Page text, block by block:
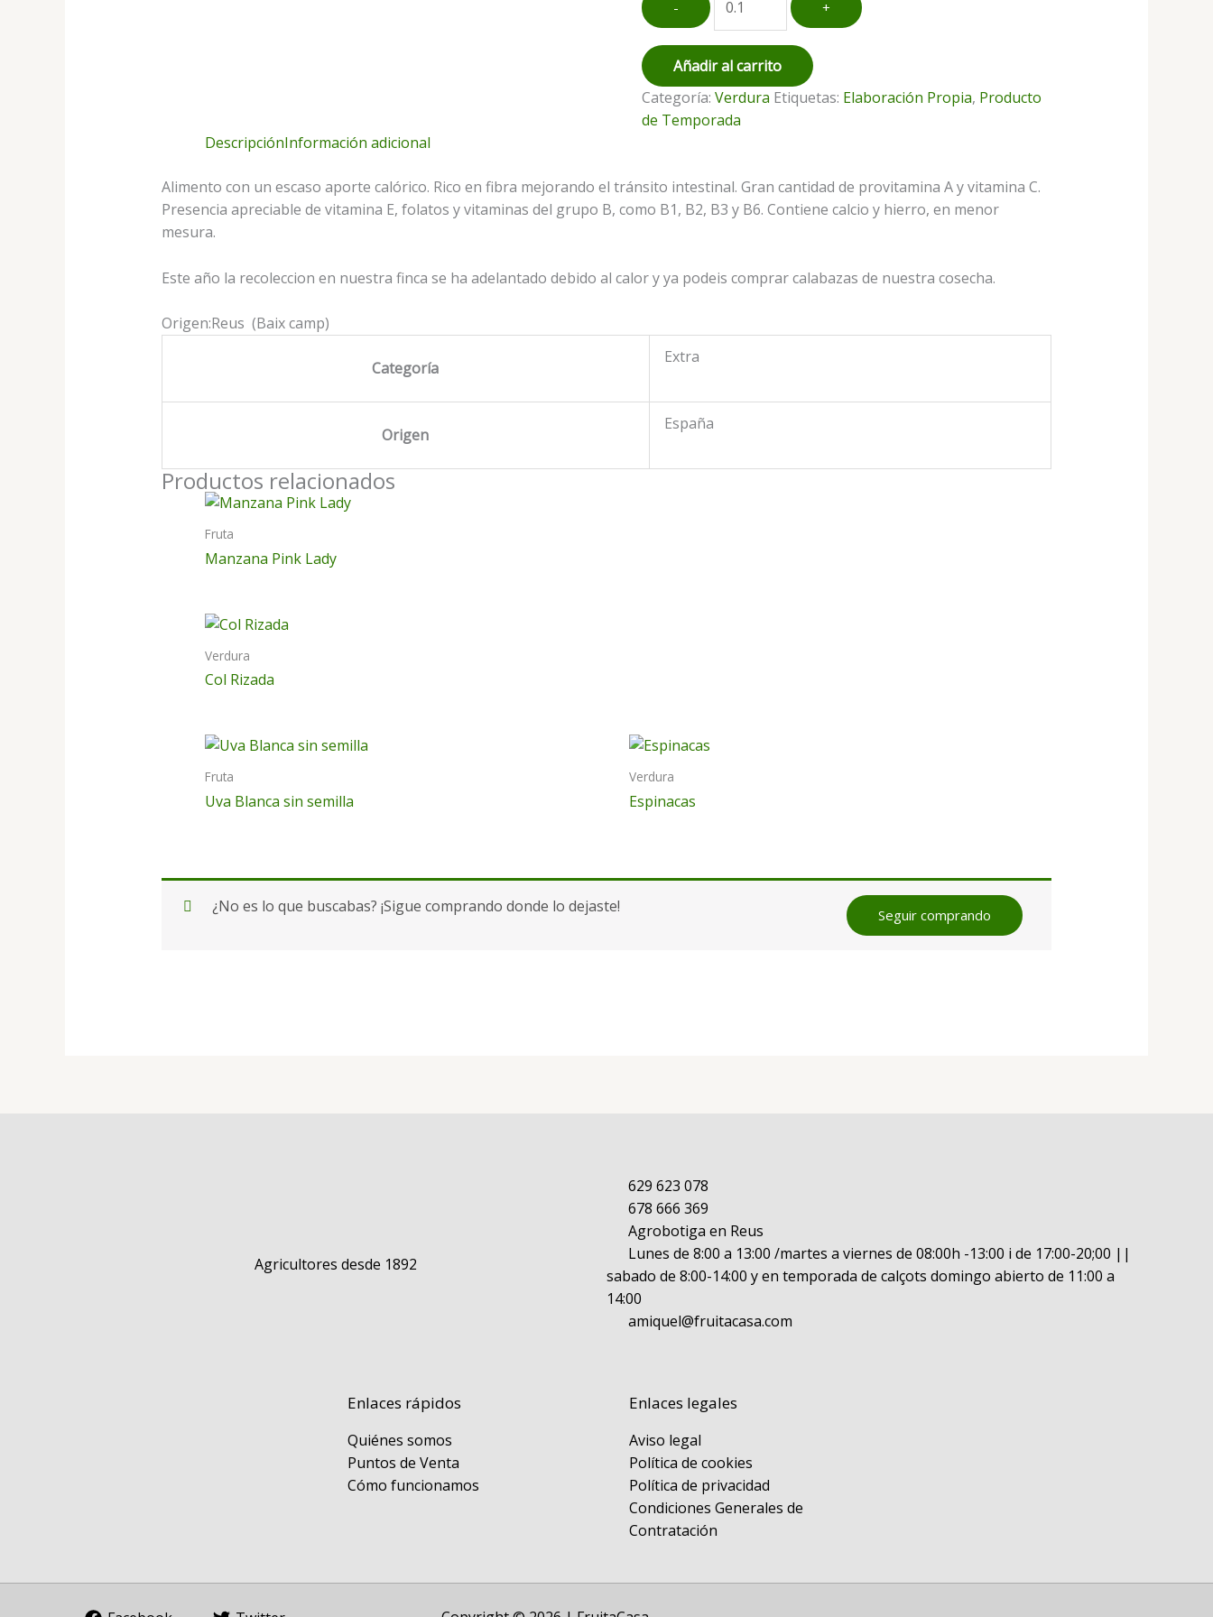
cantidad
- +
Añadir al carrito
Categoría:Verdura Etiquetas: Elaboración Propia, Producto
de Temporada
DescripciónInformación adicional
Alimento con un escaso aporte calórico. Rico en fibra mejorando el tránsito intestinal. Gran cantidad de provitamina A y vitamina C.
Presencia apreciable de vitamina E, folatos y vitaminas del grupo B, como B1, B2, B3 y B6. Contiene calcio y hierro, en menor
mesura.
Este año la recoleccion en nuestra finca se ha adelantado debido al calor y ya podeis comprar calabazas de nuestra cosecha.
Origen:Reus (Baix camp)
Categoría
Extra
Origen
España
Productos relacionados
Fruta
Manzana Pink Lady
Verdura
Col Rizada
Fruta
Uva Blanca sin semilla
Verdura
Espinacas
Seguir comprando
¿No es lo que buscabas? ¡Sigue comprando donde lo dejaste!
Agricultores desde 1892
629 623 078
678 666 369
Agrobotiga en Reus
Lunes de 8:00 a 13:00 /martes a viernes de 08:00h -13:00 i de 17:00-20;00 ||
sabado de 8:00-14:00 y en temporada de calçots domingo abierto de 11:00 a
14:00
amiquel@fruitacasa.com
Enlaces rápidos
Quiénes somos
Puntos de Venta
Cómo funcionamos
Enlaces legales
Aviso legal
Política de cookies
Política de privacidad
Condiciones Generales de
Contratación